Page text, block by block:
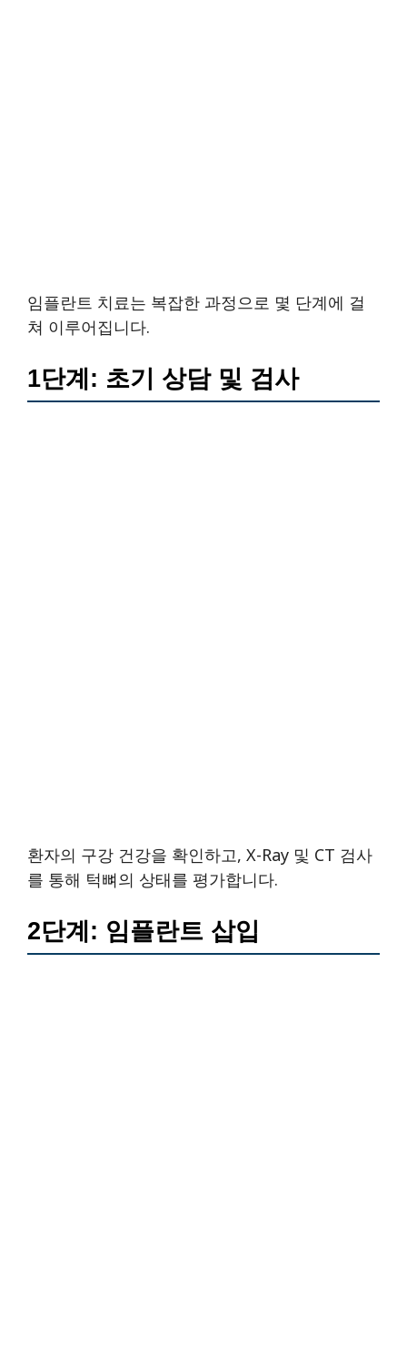
임플란트 치료는 복잡한 과정으로 몇 단계에 걸
쳐 이루어집니다.
1단계: 초기 상담 및 검사
환자의 구강 건강을 확인하고, X-Ray 및 CT 검사
를 통해 턱뼈의 상태를 평가합니다.
2단계: 임플란트 삽입